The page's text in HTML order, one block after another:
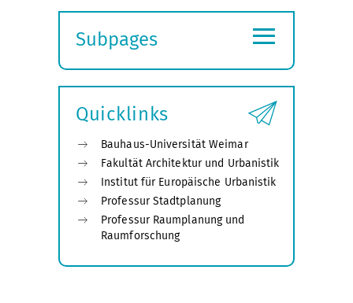
Subpages
submenu
≡
Quicklinks
Bauhaus-Universität Weimar
Fakultät Architektur und Urbanistik
Institut für Europäische Urbanistik
Professur Stadtplanung
Professur Raumplanung und
Raumforschung